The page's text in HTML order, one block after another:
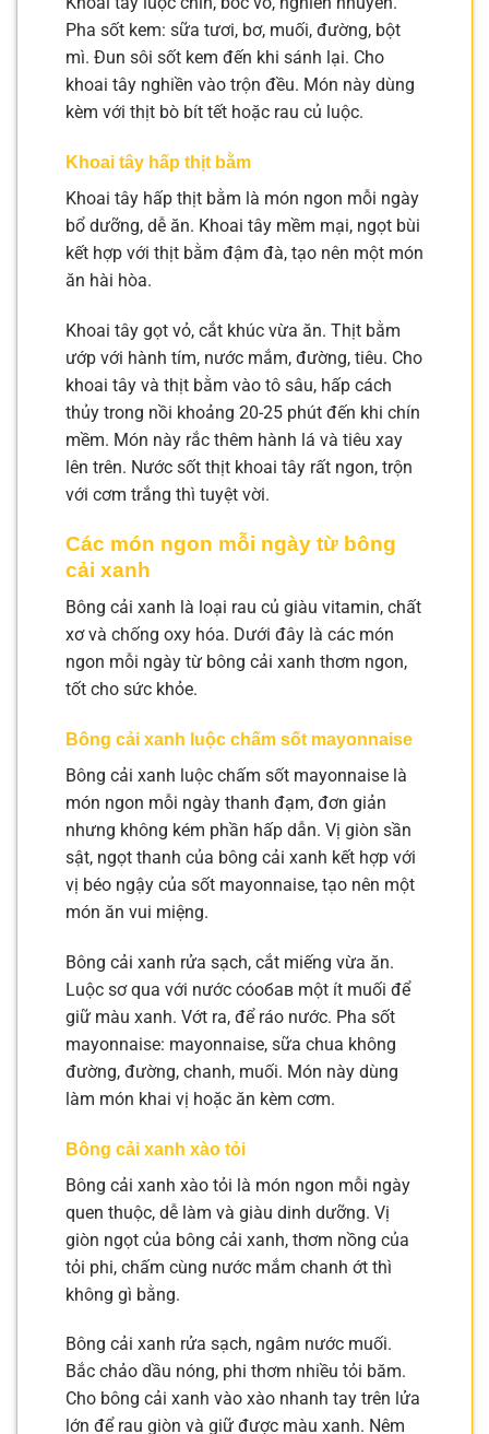
Pha sốt kem: sữa tươi, bơ, muối, đường, bột
mì. Đun sôi sốt kem đến khi sánh lại. Cho
khoai tây nghiền vào trộn đều. Món này dùng
kèm với thịt bò bít tết hoặc rau củ luộc.
Khoai tây hấp thịt bằm
Khoai tây hấp thịt bằm là món ngon mỗi ngày
bổ dưỡng, dễ ăn. Khoai tây mềm mại, ngọt bùi
kết hợp với thịt bằm đậm đà, tạo nên một món
ăn hài hòa.
Khoai tây gọt vỏ, cắt khúc vừa ăn. Thịt bằm
ướp với hành tím, nước mắm, đường, tiêu. Cho
khoai tây và thịt bằm vào tô sâu, hấp cách
thủy trong nồi khoảng 20-25 phút đến khi chín
mềm. Món này rắc thêm hành lá và tiêu xay
lên trên. Nước sốt thịt khoai tây rất ngon, trộn
với cơm trắng thì tuyệt vời.
Các món ngon mỗi ngày từ bông
cải xanh
Bông cải xanh là loại rau củ giàu vitamin, chất
xơ và chống oxy hóa. Dưới đây là các món
ngon mỗi ngày từ bông cải xanh thơm ngon,
tốt cho sức khỏe.
Bông cải xanh luộc chấm sốt mayonnaise
Bông cải xanh luộc chấm sốt mayonnaise là
món ngon mỗi ngày thanh đạm, đơn giản
nhưng không kém phần hấp dẫn. Vị giòn sần
sật, ngọt thanh của bông cải xanh kết hợp với
vị béo ngậy của sốt mayonnaise, tạo nên một
món ăn vui miệng.
Bông cải xanh rửa sạch, cắt miếng vừa ăn.
Luộc sơ qua với nước cóобав một ít muối để
giữ màu xanh. Vớt ra, để ráo nước. Pha sốt
mayonnaise: mayonnaise, sữa chua không
đường, đường, chanh, muối. Món này dùng
làm món khai vị hoặc ăn kèm cơm.
Bông cải xanh xào tỏi
Bông cải xanh xào tỏi là món ngon mỗi ngày
quen thuộc, dễ làm và giàu dinh dưỡng. Vị
giòn ngọt của bông cải xanh, thơm nồng của
tỏi phi, chấm cùng nước mắm chanh ớt thì
không gì bằng.
Bông cải xanh rửa sạch, ngâm nước muối.
Bắc chảo dầu nóng, phi thơm nhiều tỏi băm.
Cho bông cải xanh vào xào nhanh tay trên lửa
lớn để rau giòn và giữ được màu xanh. Nêm